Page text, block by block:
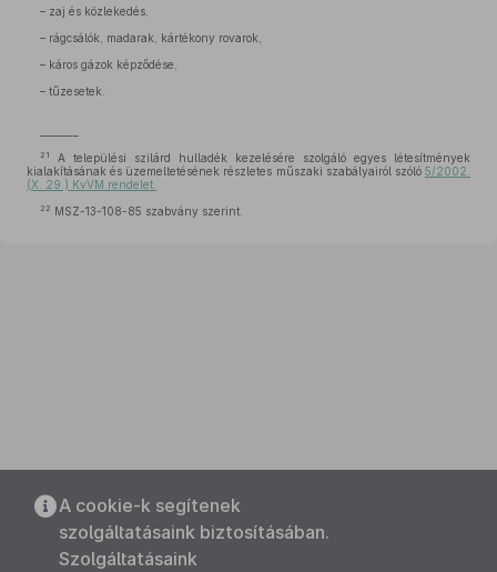
– zaj és közlekedés,
– rágcsálók, madarak, kártékony rovarok,
– káros gázok képződése,
– tűzesetek.
21
A települési szilárd hulladék kezelésére szolgáló egyes létesítmények
kialakításának és üzemeltetésének részletes műszaki szabályairól szóló 5/2002.
(X. 29.) KvVM rendelet.
22 MSZ-13-108-85 szabvány szerint.
A cookie-k segítenek
szolgáltatásaink biztosításában.
Szolgáltatásaink